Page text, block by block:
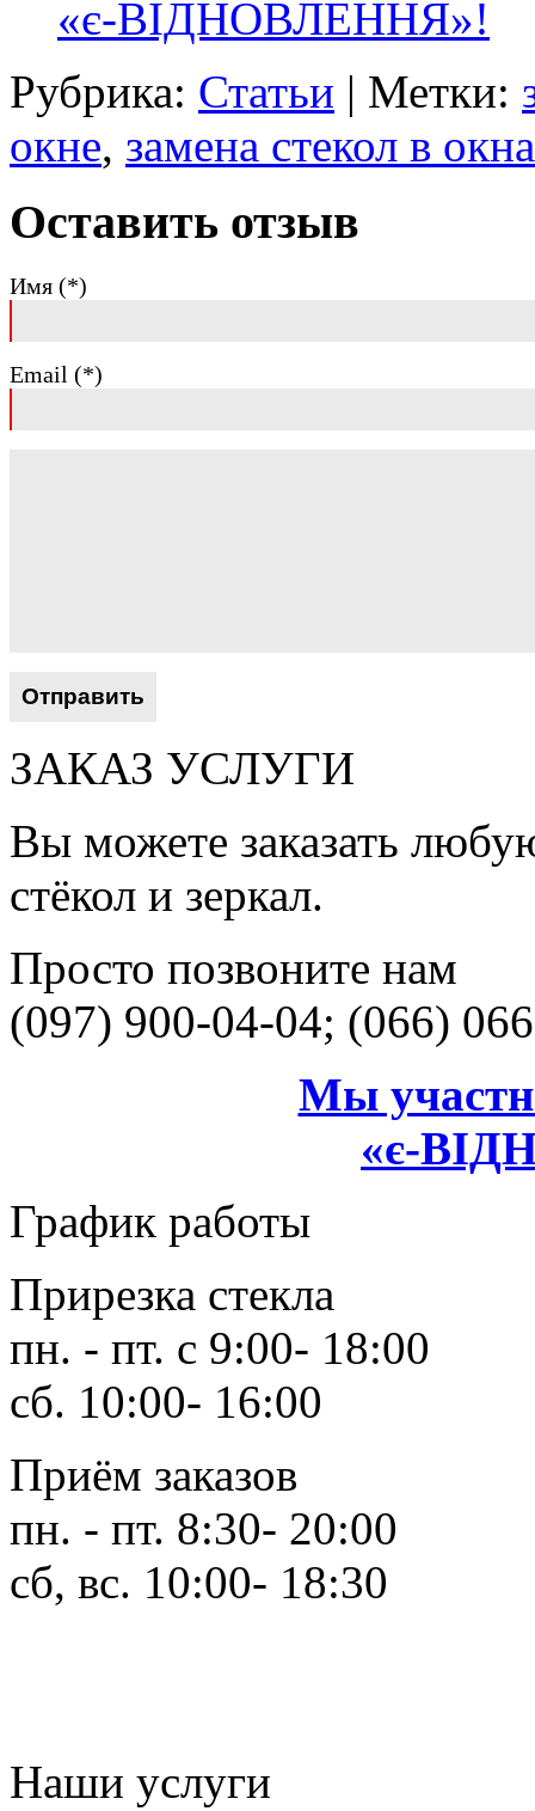
«є-ВІДНОВЛЕННЯ»!
Рубрика: Статьи | Метки:
окне, замена стекол в
Оставить отзыв
Имя (*)
Email (*)
ЗАКАЗ УСЛУГИ
Вы можете заказать
стёкол и зеркал.
Просто позвоните нам
(097) 900-04-04; (066)
Мы
«є-
График работы
Прирезка стекла
пн. - пт. с 9:00- 18:00
сб. 10:00- 16:00
Приём заказов
пн. - пт. 8:30- 20:00
сб, вс. 10:00- 18:30
Наши услуги